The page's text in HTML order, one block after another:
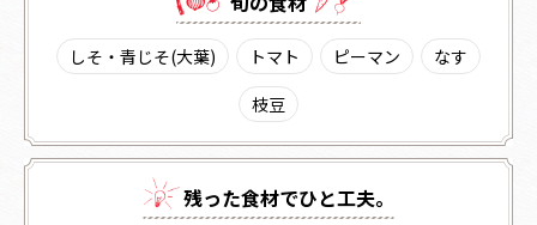
しそ・青じそ(大葉) トマト ピーマン
なす
枝豆
残った⾷材でひと⼯夫。